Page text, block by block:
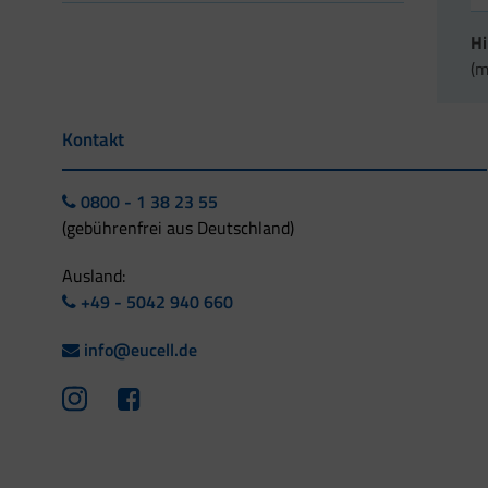
Kontakt
0800 - 1 38 23 55
(gebührenfrei aus Deutschland)
Ausland:
+49 - 5042 940 660
info@eucell.de